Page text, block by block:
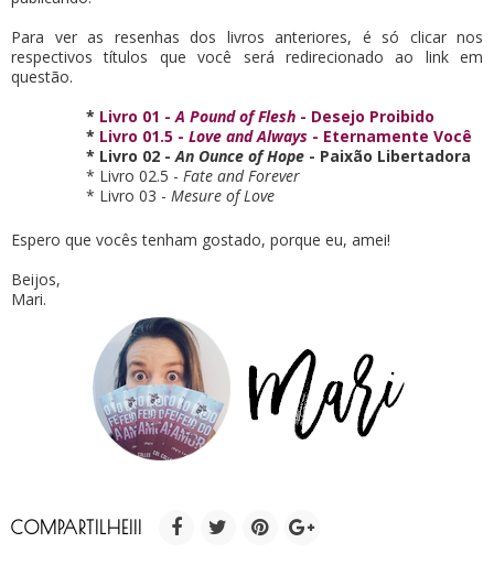
Para ver as resenhas dos livros anteriores, é só clicar nos
respectivos títulos que você será redirecionado ao link em
questão.
* Livro 01 -A Pound of Flesh - Desejo Proibido
* Livro 01.5 - Love and Always - Eternamente Você
* Livro 02 - An Ounce of Hope - Paixão Libertadora
* Livro 02.5 - Fate and Forever
* Livro 03 - Mesure of Love
Espero que vocês tenham gostado, porque eu, amei!
Beijos,
Mari.
COMPARTILHE!!!